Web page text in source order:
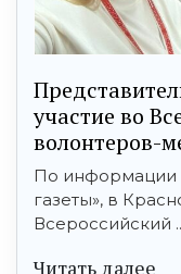
участие во
волонтеров-
По информации
газеты», в
Всероссийский
Читать далее